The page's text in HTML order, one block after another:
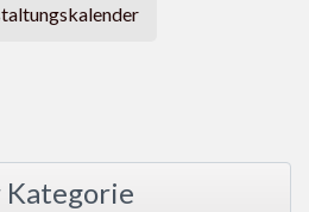
Kategorie